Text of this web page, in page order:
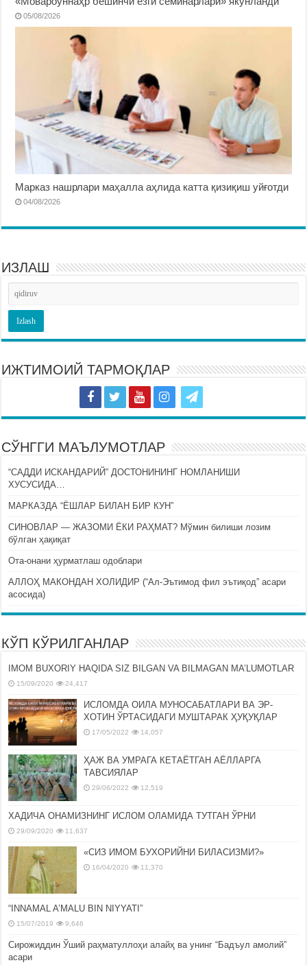
05/08/2026
Марказ нашрлари маҳалла аҳлида катта қизиқиш уйғотди
04/08/2026
ИЗЛАШ
ИЖТИМОИЙ ТАРМОҚЛАР
СЎНГГИ МАЪЛУМОТЛАР
“САДДИ ИСКАНДАРИЙ” ДОСТОНИНИНГ НОМЛАНИШИ
ХУСУСИДА…
МАРКАЗДА “ЁШЛАР БИЛАН БИР КУН”
СИНОВЛАР — ЖАЗОМИ ЁКИ РАҲМАТ? Мўмин билиши лозим
бўлган ҳақиқат
Ота-онани ҳурматлаш одоблари
АЛЛОҲ МАКОНДАН ХОЛИДИР (“Ал-Эътимод фил эътиқод” асари
асосида)
КЎП КЎРИЛГАНЛАР
IMOM BUXORIY HAQIDA SIZ BILGAN VA BILMAGAN MA’LUMOTLAR
15/09/2020 24,417
ИСЛОМДА ОИЛА МУНОСАБАТЛАРИ ВА ЭР-
ХОТИН ЎРТАСИДАГИ МУШТАРАК ҲУҚУҚЛАР
17/05/2022 14,057
ҲАЖ ВА УМРАГА КЕТАЁТГАН АЁЛЛАРГА
ТАВСИЯЛАР
29/06/2022 12,519
ХАДИЧА ОНАМИЗНИНГ ИСЛОМ ОЛАМИДА ТУТГАН ЎРНИ
29/09/2020 11,637
«СИЗ ИМОМ БУХОРИЙНИ БИЛАСИЗМИ?»
16/04/2020 11,370
“INNAMAL A’MALU BIN NIYYATI”
15/07/2019 9,646
Сирожиддин Ўший раҳматуллоҳи алайҳ ва унинг “Бадъул амолий”
асари